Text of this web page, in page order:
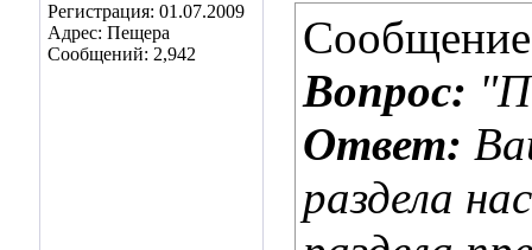
Регистрация: 01.07.2009
Адрес: Пещера
Сообщений: 2,942
Вопрос:
Ответ:
раздела